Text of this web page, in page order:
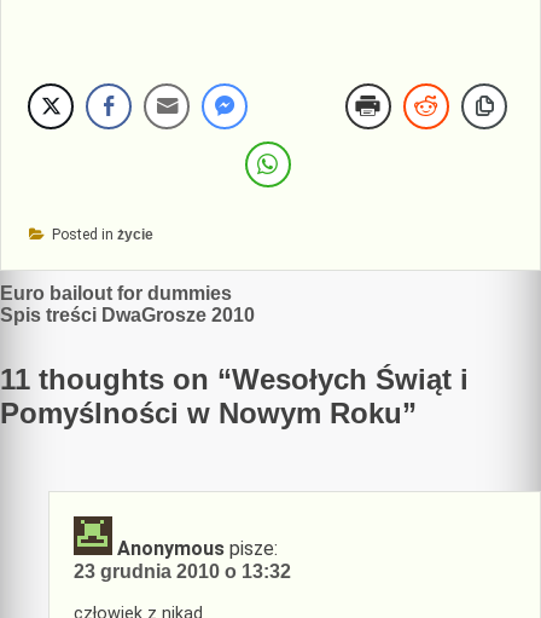
Posted in życie
Nawigacja
wpisu
Euro bailout for dummies
Spis treści DwaGrosze 2010
11 thoughts on “Wesołych Świąt i
Pomyślności w Nowym Roku”
Anonymous pisze:
23 grudnia 2010 o 13:32
człowiek z nikad